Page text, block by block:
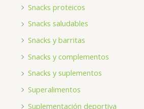
Snacks proteicos
Snacks saludables
Snacks y barritas
Snacks y complementos
Snacks y suplementos
Superalimentos
Suplementación deportiva